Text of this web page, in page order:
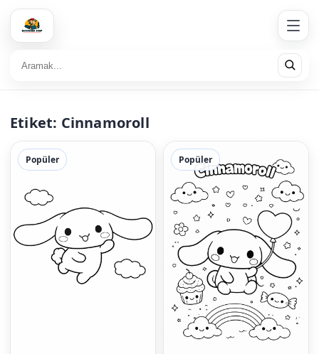
Etiket: Cinnamoroll
Popüler Popüler